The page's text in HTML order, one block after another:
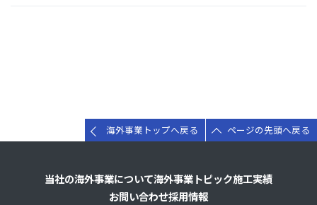
海外事業トップへ戻る ページの先頭へ戻る
当社の海外事業について海外事業トピック施工実績
お問い合わせ採用情報